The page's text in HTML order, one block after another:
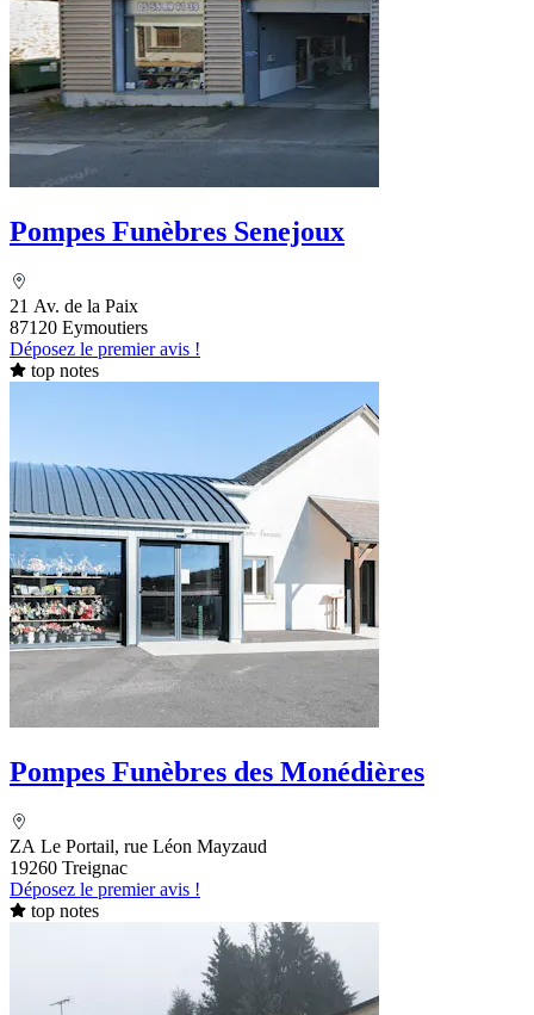
Pompes Funèbres Senejoux
21 Av. de la Paix
87120 Eymoutiers
Déposez le premier avis !
top notes
Pompes Funèbres des Monédières
ZA Le Portail, rue Léon Mayzaud
19260 Treignac
Déposez le premier avis !
top notes